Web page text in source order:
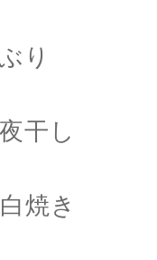
ぶり
夜干し
白焼き